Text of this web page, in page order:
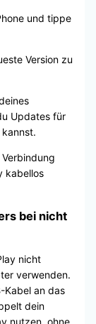
und tippe
Version zu
Updates für
kabellos
bei nicht
nicht
verwenden.
an das
dein
nutzen, ohne